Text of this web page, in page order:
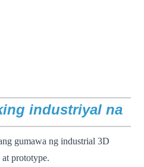
industriyal na
gumawa ng industrial 3D
prototype.